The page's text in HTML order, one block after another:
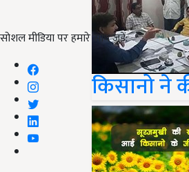
सोशल मीडिया पर हमारे साथ जुड़ें:
किसानो ने